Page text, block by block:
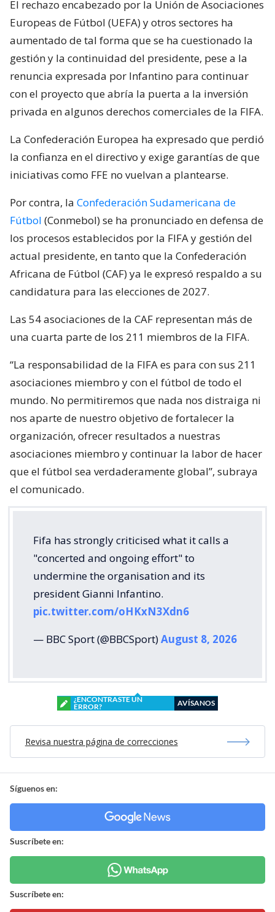
El rechazo encabezado por la Unión de Asociaciones
Europeas de Fútbol (UEFA) y otros sectores ha
aumentado de tal forma que se ha cuestionado la
gestión y la continuidad del presidente, pese a la
renuncia expresada por Infantino para continuar
con el proyecto que abría la puerta a la inversión
privada en algunos derechos comerciales de la FIFA.
La Confederación Europea ha expresado que perdió
la confianza en el directivo y exige garantías de que
iniciativas como FFE no vuelvan a plantearse.
Por contra, la Confederación Sudamericana de
Fútbol (Conmebol) se ha pronunciado en defensa de
los procesos establecidos por la FIFA y gestión del
actual presidente, en tanto que la Confederación
Africana de Fútbol (CAF) ya le expresó respaldo a su
candidatura para las elecciones de 2027.
Las 54 asociaciones de la CAF representan más de
una cuarta parte de los 211 miembros de la FIFA.
“La responsabilidad de la FIFA es para con sus 211
asociaciones miembro y con el fútbol de todo el
mundo. No permitiremos que nada nos distraiga ni
nos aparte de nuestro objetivo de fortalecer la
organización, ofrecer resultados a nuestras
asociaciones miembro y continuar la labor de hacer
que el fútbol sea verdaderamente global”, subraya
el comunicado.
Fifa has strongly criticised what it calls a
"concerted and ongoing effort" to
undermine the organisation and its
president Gianni Infantino.
pic.twitter.com/oHKxN3Xdn6
— BBC Sport (@BBCSport)August 8, 2026
¿ENCONTRASTE UN
ERROR?
AVÍSANOS
Revisa nuestra página de correcciones
Síguenos en:
Suscríbete en:
Suscríbete en: